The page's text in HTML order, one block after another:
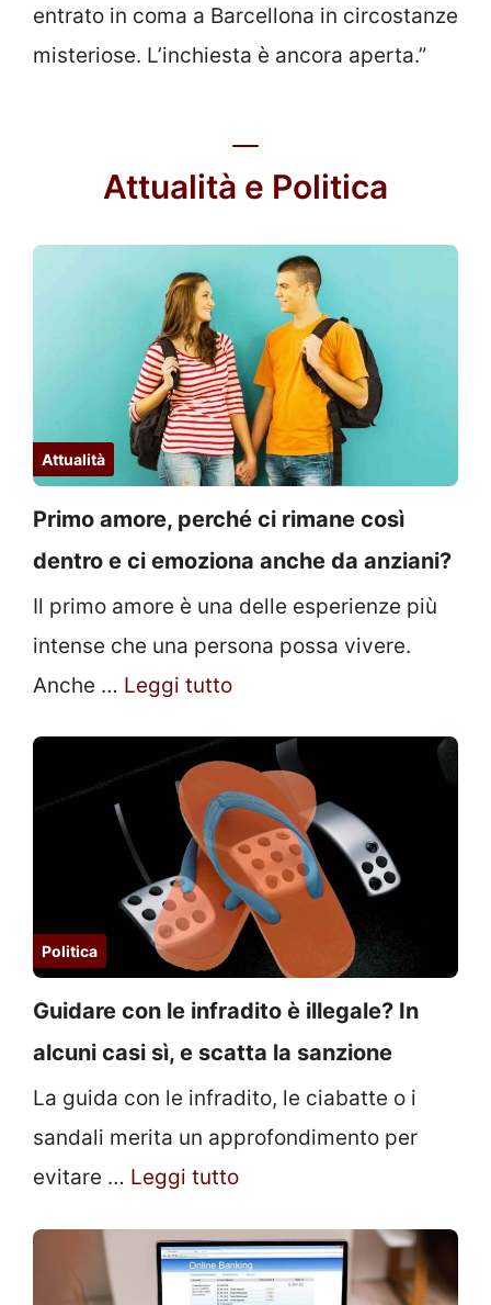
entrato in coma a Barcellona in circostanze
misteriose. L’inchiesta è ancora aperta.”
Attualità e Politica
Attualità
Primo amore, perché ci rimane così
dentro e ci emoziona anche da anziani?
Il primo amore è una delle esperienze più
intense che una persona possa vivere.
Anche … Leggi tutto
Politica
Guidare con le infradito è illegale? In
alcuni casi sì, e scatta la sanzione
La guida con le infradito, le ciabatte o i
sandali merita un approfondimento per
evitare … Leggi tutto